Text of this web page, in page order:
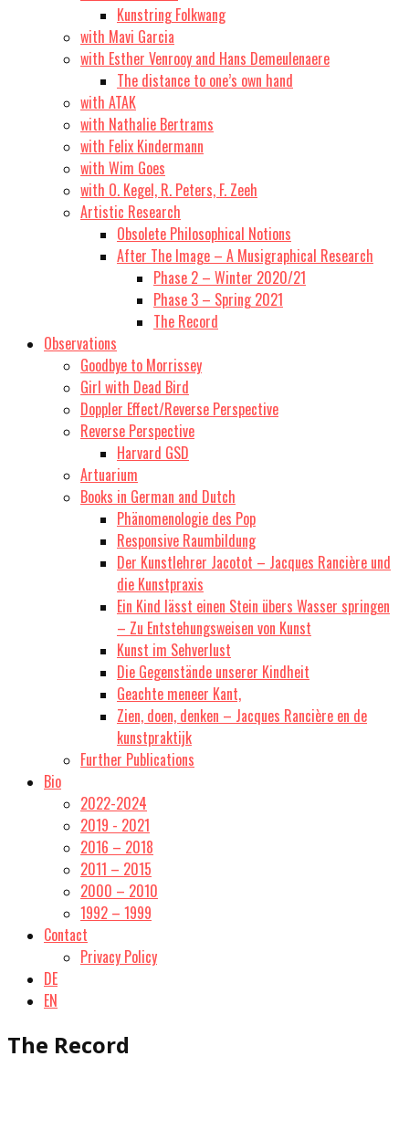
Kunstring Folkwang
with Mavi Garcia
with Esther Venrooy and Hans Demeulenaere
The distance to one’s own hand
with ATAK
with Nathalie Bertrams
with Felix Kindermann
with Wim Goes
with O. Kegel, R. Peters, F. Zeeh
Artistic Research
Obsolete Philosophical Notions
After The Image – A Musigraphical Research
Phase 2 – Winter 2020/21
Phase 3 – Spring 2021
The Record
Observations
Goodbye to Morrissey
Girl with Dead Bird
Doppler Effect/Reverse Perspective
Reverse Perspective
Harvard GSD
Artuarium
Books in German and Dutch
Phänomenologie des Pop
Responsive Raumbildung
Der Kunstlehrer Jacotot – Jacques Rancière und
die Kunstpraxis
Ein Kind lässt einen Stein übers Wasser springen
– Zu Entstehungsweisen von Kunst
Kunst im Sehverlust
Die Gegenstände unserer Kindheit
Geachte meneer Kant,
Zien, doen, denken – Jacques Rancière en de
kunstpraktijk
Further Publications
Bio
2022-2024
2019 - 2021
2016 – 2018
2011 – 2015
2000 – 2010
1992 – 1999
Contact
Privacy Policy
DE
EN
The Record